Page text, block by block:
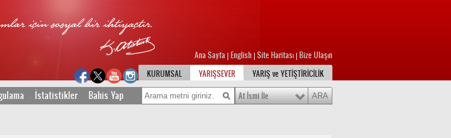
Ana Sayfa English Site Haritası Bize Ulaşın
KURUMSAL
YARIŞSEVER YARIŞ ve YETİŞTİRİCİLİK
İstatistikler Bahis Yap At İsmi İle